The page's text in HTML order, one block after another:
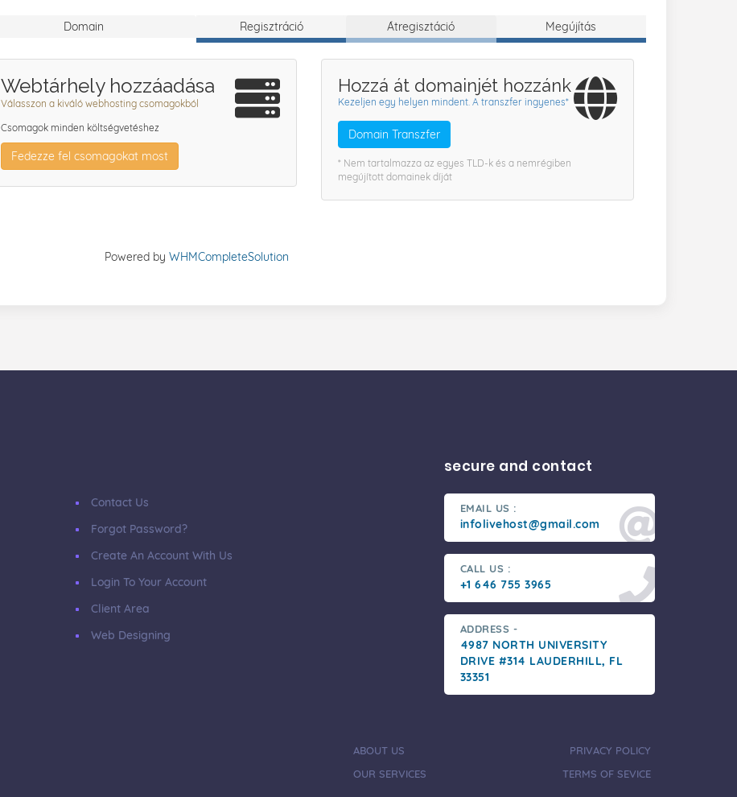
Domain Regisztráció Átregisztáció Megújítás
Webtárhely hozzáadása
Válasszon a kiváló webhosting csomagokból
Csomagok minden költségvetéshez
Fedezze fel csomagokat most
Hozzá át domainjét hozzánk
Kezeljen egy helyen mindent. A transzfer ingyenes*
Domain Transzfer
* Nem tartalmazza az egyes TLD-k és a nemrégiben
megújított domainek díját
Powered by WHMCompleteSolution
Contact Us
Forgot Password?
Create An Account With Us
Login To Your Account
Client Area
Web Designing
secure and contact
EMAIL US :
infolivehost@gmail.com
CALL US :
+1 646 755 3965
ADDRESS -
4987 NORTH UNIVERSITY
DRIVE #314 LAUDERHILL, FL
33351
ABOUT US
OUR SERVICES
PRIVACY POLICY
TERMS OF SEVICE